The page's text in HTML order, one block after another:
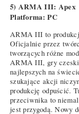
5) ARMA III: Apex
Platforma: PC
ARMA III to
Oficjalnie przez
tworzących różne
ARMA III, gry
najlepszych na
szukające akcji
produkcję odpuścić.
przeciwnika to
jest przygodą. Nowy